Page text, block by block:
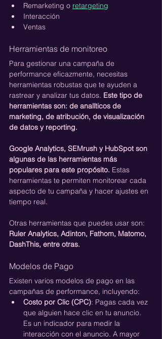
Remarketing o retargeting
Interacción
Ventas
Herramientas de monitoreo
Para gestionar una campaña de
performance eficazmente, necesitas
herramientas robustas que te ayuden a
rastrear y analizar tus datos. Este tipo de
herramientas son: de analíticos de
marketing, de atribución, de visualización
de datos y reporting.
Google Analytics, SEMrush y HubSpot son
algunas de las herramientas más
populares para este propósito. Estas
herramientas te permiten monitorear cada
aspecto de tu campaña y hacer ajustes en
tiempo real.
Otras herramientas que puedes usar son:
Ruler Analytics, Adinton, Fathom, Matomo,
DashThis, entre otras.
Modelos de Pago
Existen varios modelos de pago en las
campañas de performance, incluyendo:
Costo por Clic (CPC): Pagas cada vez
que alguien hace clic en tu anuncio.
Es un indicador para medir la
interacción con el anuncio. A mayor